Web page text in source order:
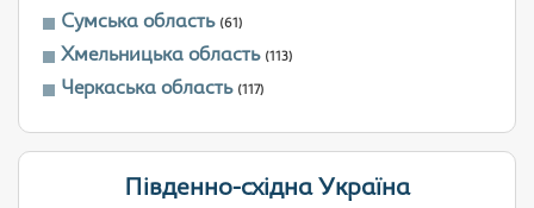
Сумська область (61)
Хмельницька область (113)
Черкаська область (117)
Південно-східна Україна